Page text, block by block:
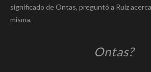
significado de Ontas, preguntó a Ruiz
misma.
Ontas?